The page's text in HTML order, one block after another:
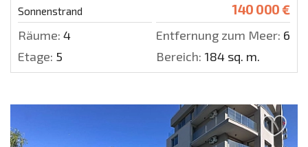
Sonnenstrand 140 000 €
Räume: 4 Entfernung zum Meer: 600
Etage: 5 Bereich: 184 sq. m.